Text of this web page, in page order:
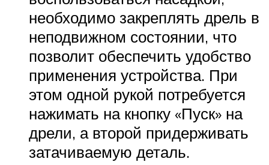
необходимо закреплять дрель в
неподвижном состоянии, что
позволит обеспечить удобство
применения устройства. При
этом одной рукой потребуется
нажимать на кнопку «Пуск» на
дрели, а второй придерживать
затачиваемую деталь.